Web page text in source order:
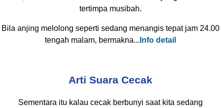
tertimpa musibah.
Bila anjing melolong seperti sedang menangis tepat jam 24.00
tengah malam, bermakna... Info detail
Arti Suara Cecak
Sementara itu kalau cecak berbunyi saat kita sedang